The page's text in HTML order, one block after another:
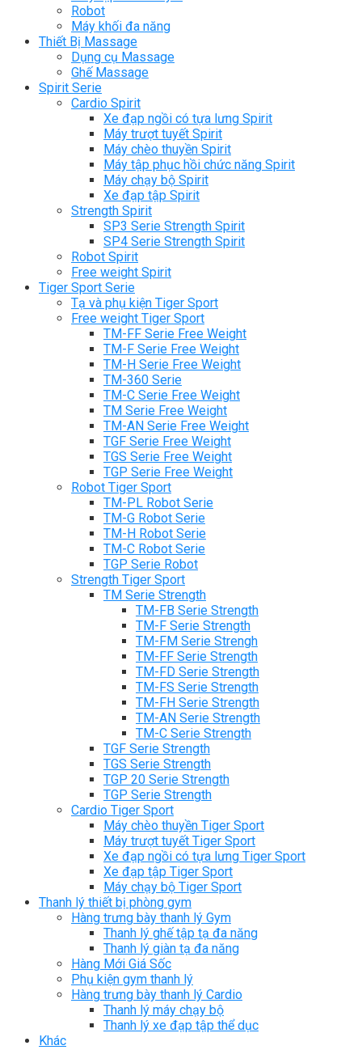
Robot
Máy khối đa năng
Thiết Bị Massage
Dụng cụ Massage
Ghế Massage
Spirit Serie
Cardio Spirit
Xe đạp ngồi có tựa lưng Spirit
Máy trượt tuyết Spirit
Máy chèo thuyền Spirit
Máy tập phục hồi chức năng Spirit
Máy chạy bộ Spirit
Xe đạp tập Spirit
Strength Spirit
SP3 Serie Strength Spirit
SP4 Serie Strength Spirit
Robot Spirit
Free weight Spirit
Tiger Sport Serie
Tạ và phụ kiện Tiger Sport
Free weight Tiger Sport
TM-FF Serie Free Weight
TM-F Serie Free Weight
TM-H Serie Free Weight
TM-360 Serie
TM-C Serie Free Weight
TM Serie Free Weight
TM-AN Serie Free Weight
TGF Serie Free Weight
TGS Serie Free Weight
TGP Serie Free Weight
Robot Tiger Sport
TM-PL Robot Serie
TM-G Robot Serie
TM-H Robot Serie
TM-C Robot Serie
TGP Serie Robot
Strength Tiger Sport
TM Serie Strength
TM-FB Serie Strength
TM-F Serie Strength
TM-FM Serie Strengh
TM-FF Serie Strength
TM-FD Serie Strength
TM-FS Serie Strength
TM-FH Serie Strength
TM-AN Serie Strength
TM-C Serie Strength
TGF Serie Strength
TGS Serie Strength
TGP 20 Serie Strength
TGP Serie Strength
Cardio Tiger Sport
Máy chèo thuyền Tiger Sport
Máy trượt tuyết Tiger Sport
Xe đạp ngồi có tựa lưng Tiger Sport
Xe đạp tập Tiger Sport
Máy chạy bộ Tiger Sport
Thanh lý thiết bị phòng gym
Hàng trưng bày thanh lý Gym
Thanh lý ghế tập tạ đa năng
Thanh lý giàn tạ đa năng
Hàng Mới Giá Sốc
Phụ kiện gym thanh lý
Hàng trưng bày thanh lý Cardio
Thanh lý máy chạy bộ
Thanh lý xe đạp tập thể dục
Khác